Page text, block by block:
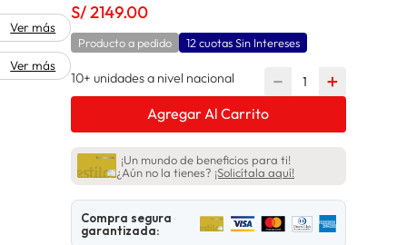
Ver más
Ver más
S/2149.00
Producto a pedido 12 cuotas Sin Intereses
10+ unidades a nivel nacional ＋
－
Agregar Al Carrito
¡Un mundo de beneficios para ti!
¿Aún no la tienes? ¡Solicítala aquí!
Compra segura
garantizada: